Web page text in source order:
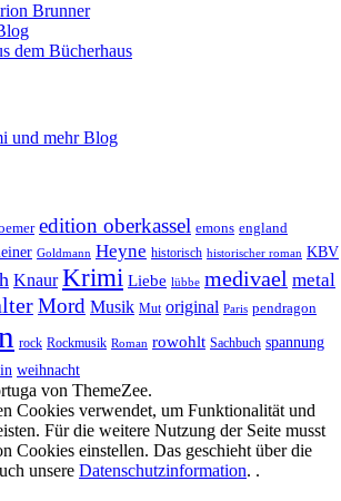
Brunner
dem Bücherhaus
und mehr Blog
edition oberkassel emons england
Goldmann Heyne historisch historischer roman KBV
Knaur Krimi Liebe lübbe medivael metal
Mord Musik Mut original Paris pendragon
rock Rockmusik Roman rowohlt Sachbuch spannung
weihnacht
von ThemeZee.
Cookies verwendet, um Funktionalität und
Für die weitere Nutzung der Seite musst
Cookies einstellen. Das geschieht über die
unsere Datenschutzinformation. .